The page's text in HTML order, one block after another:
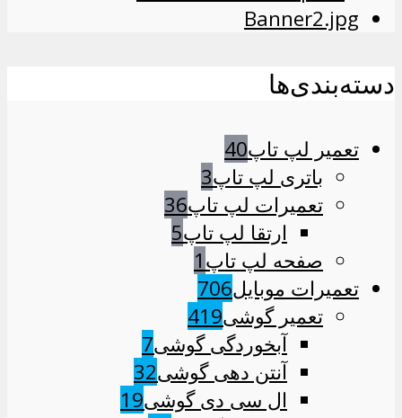
دسته‌بندی‌ها
تعمیر لپ تاپ40
باتری لپ تاپ3
تعمیرات لپ تاپ36
ارتقا لپ تاپ5
صفحه لپ تاپ1
تعمیرات موبایل706
تعمیر گوشی419
آبخوردگی گوشی7
آنتن دهی گوشی32
ال سی دی گوشی19